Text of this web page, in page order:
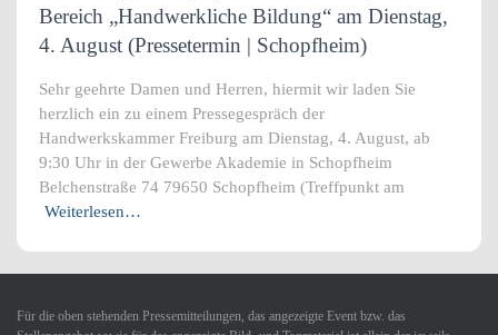
Bereich „Handwerkliche Bildung“ am Dienstag,
4. August (Pressetermin | Schopfheim)
Sehr geehrte Damen und Herren, hiermit wir laden Sie
herzlich ein zu einem Pressegespräch der
Handwerkskammer Freiburg am Dienstag, 4. August, ab
9:30 Uhr in der Gewerbe Akademie in Schopfheim
Belchenstraße 74 79650 Schopfheim (Treffpunkt am
Weiterlesen…
Für die oben stehenden Pressemitteilungen, das angezeigte Event bzw. das